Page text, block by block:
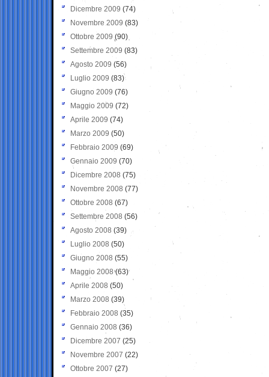
Dicembre 2009 (74)
Novembre 2009 (83)
Ottobre 2009 (90)
Settembre 2009 (83)
Agosto 2009 (56)
Luglio 2009 (83)
Giugno 2009 (76)
Maggio 2009 (72)
Aprile 2009 (74)
Marzo 2009 (50)
Febbraio 2009 (69)
Gennaio 2009 (70)
Dicembre 2008 (75)
Novembre 2008 (77)
Ottobre 2008 (67)
Settembre 2008 (56)
Agosto 2008 (39)
Luglio 2008 (50)
Giugno 2008 (55)
Maggio 2008(63)
Aprile 2008 (50)
Marzo 2008 (39)
Febbraio 2008 (35)
Gennaio 2008 (36)
Dicembre 2007 (25)
Novembre 2007 (22)
Ottobre 2007 (27)